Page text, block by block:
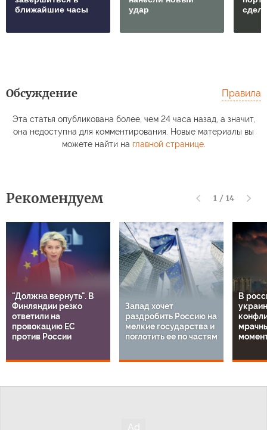
ближайшие часы
удар
Обсуждение Правила
Эта статья опубликована более, чем 24 часа назад, а значит,
она недоступна для комментирования. Новые материалы вы
можете найти на главной странице.
Рекомендуем 1 / 14
"Должна вернуть". В
Финляндии резко
ответили на
провокацию ЕС
против России
Запад хочет
раздробить Россию на
мелкие государства и
поглотить ее по частям
В